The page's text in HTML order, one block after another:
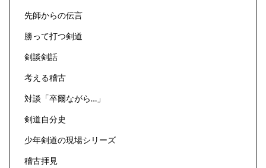
先師からの伝言
勝って打つ剣道
剣談剣話
考える稽古
対談「卒爾ながら…」
剣道自分史
少年剣道の現場シリーズ
稽古拝見